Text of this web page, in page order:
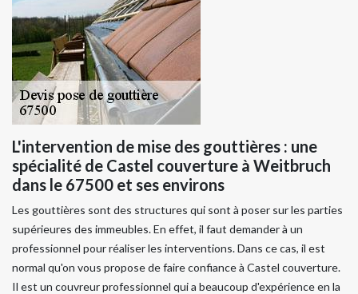
L'intervention de mise des gouttières : une
spécialité de Castel couverture à Weitbruch
dans le 67500 et ses environs
Les gouttières sont des structures qui sont à poser sur les parties
supérieures des immeubles. En effet, il faut demander à un
professionnel pour réaliser les interventions. Dans ce cas, il est
normal qu'on vous propose de faire confiance à Castel couverture.
Il est un couvreur professionnel qui a beaucoup d'expérience en la